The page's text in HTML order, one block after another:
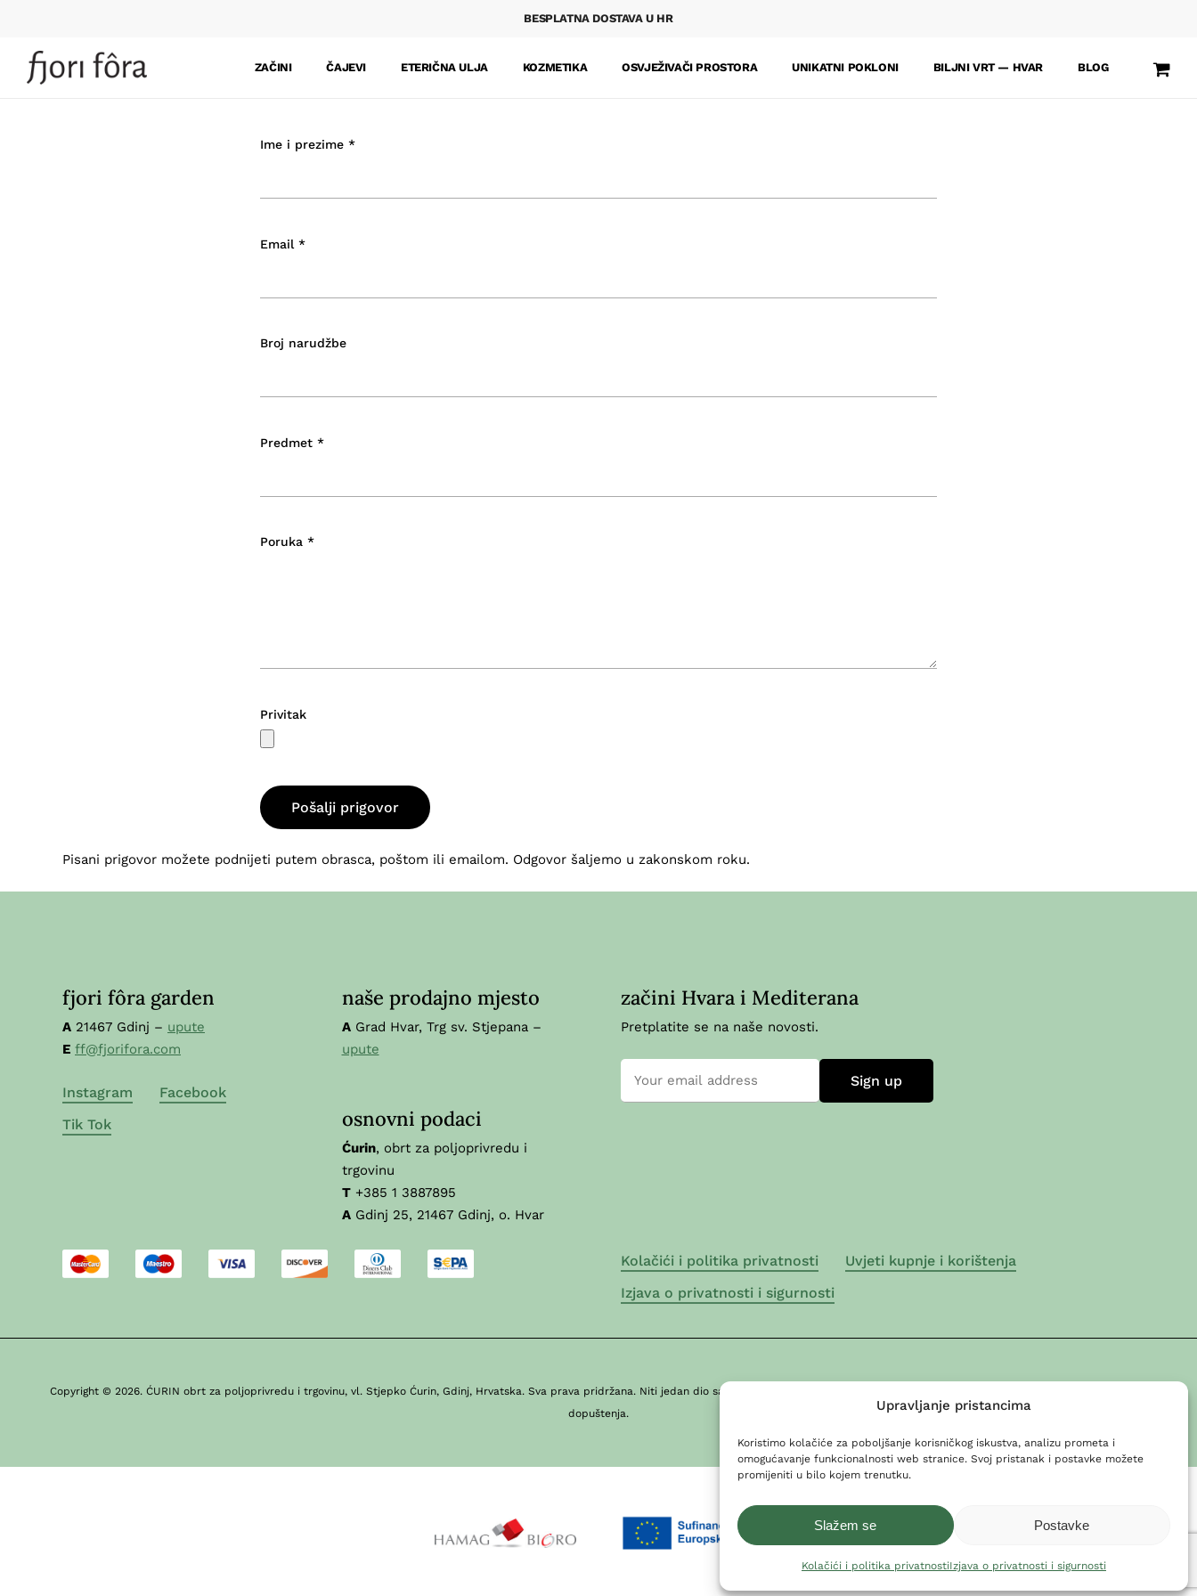
Upravljanje pristancima
Koristimo kolačiće za poboljšanje korisničkog iskustva, analizu prometa i
omogućavanje funkcionalnosti web stranice. Svoj pristanak i postavke možete
promijeniti u bilo kojem trenutku.
Slažem se Postavke
Kolačići i politika privatnostiIzjava o privatnosti i sigurnosti
content
BESPLATNA DOSTAVA U HR
ZAČINI ČAJEVI ETERIČNA ULJA KOZMETIKA OSVJEŽIVAČI PROSTORA UNIKATNI POKLONI BILJNI VRT — HVAR BLOG
Ime i prezime *
Email *
Broj narudžbe
Predmet *
Poruka *
Privitak
Pošalji prigovor
Pisani prigovor možete podnijeti putem obrasca, poštom ili emailom. Odgovor šaljemo u zakonskom roku.
fjori fôra garden
A 21467 Gdinj – upute
E ff@fjorifora.com
Instagram
Facebook
Tik Tok
naše prodajno mjesto
AGrad Hvar, Trg sv. Stjepana –
upute
osnovni podaci
Ćurin, obrt za poljoprivredu i
trgovinu
T+385 1 3887895
AGdinj 25, 21467 Gdinj, o. Hvar
začini Hvara i Mediterana
Pretplatite se na naše novosti.
Kolačići i politika privatnosti
Uvjeti kupnje i korištenja
Izjava o privatnosti i sigurnosti
Copyright © 2026. ĆURIN obrt za poljoprivredu i trgovinu, vl. Stjepko Ćurin, Gdinj, Hrvatska. Sva prava pridržana. Niti jedan dio sadržaja, tekstovi ili fotografije ne smiju biti reproducirani u komercijalne svrhe bez
dopuštenja.